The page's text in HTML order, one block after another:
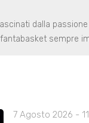
dalla
sempre
7 Agosto 2026 -